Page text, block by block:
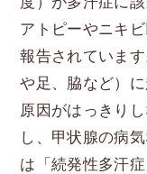
アトピーやニキ
報告されていま
や足、脇など）
原因がはっきり
し、甲状腺の病
は「続発性多汗